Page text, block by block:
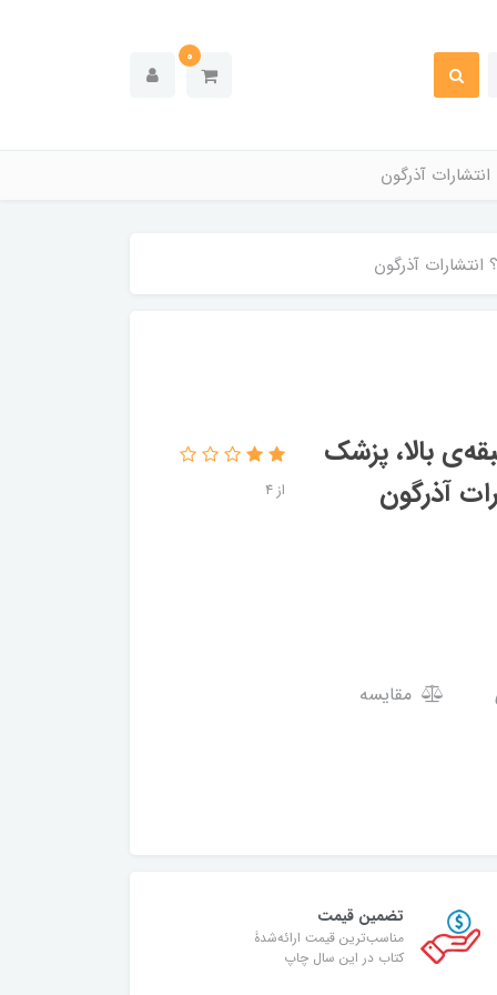
0
انتشارات آذرگون
آذرگون
بالا، پزشک
آذرگون
از 4
مقایسه
تضمین قیمت
مناسب‌ترین قیمت ارائه‌شدۀ
کتاب در این سال چاپ